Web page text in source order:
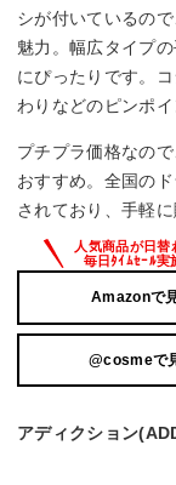
シが付いているの
魅力。幅広タイプ
にぴったりです。
わりなどのピンポ
プチプラ価格なの
おすすめ。全国の
されており、手軽
Amazonで
@cosmeで
アディクション